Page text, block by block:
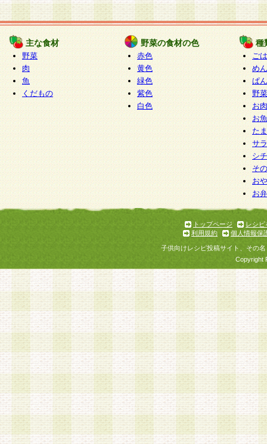
主な食材
野菜
肉
魚
くだもの
野菜の食材の色
赤色
黄色
緑色
紫色
白色
種
ご
めん
ぱん
野
お
お
た
サ
シ
そ
お
お
トップページ
レシピ
利用規約
個人情報保
子供向けレシピ投稿サイト、その
Copyright